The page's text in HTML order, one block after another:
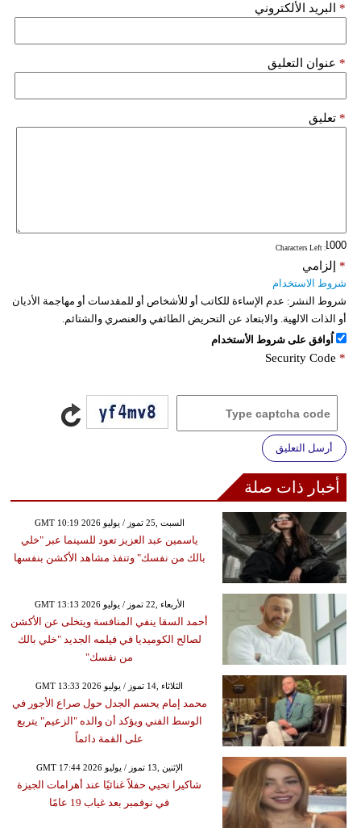
البريد الألكتروني *
عنوان التعليق *
تعليق *
: Characters Left
إلزامي *
شروط الاستخدام
شروط النشر: عدم الإساءة للكاتب أو للأشخاص أو للمقدسات أو مهاجمة الأديان
أو الذات الالهية. والابتعاد عن التحريض الطائفي والعنصري والشتائم.
اُوافق على شروط الأستخدام
Security Code *
أرسل التعليق
أخبار ذات صلة
GMT 10:19 2026 السبت ,25 تموز / يوليو
ياسمين عبد العزيز تعود للسينما عبر "خلي
بالك من نفسك" وتنفذ مشاهد الأكشن بنفسها
GMT 13:13 2026 الأربعاء ,22 تموز / يوليو
أحمد السقا ينفي المنافسة ويتخلى عن الأكشن
لصالح الكوميديا في فيلمه الجديد "خلي بالك
من نفسك"
GMT 13:33 2026 الثلاثاء ,14 تموز / يوليو
محمد إمام يحسم الجدل حول صراع الأجور في
الوسط الفني ويؤكد أن والده "الزعيم" يتربع
على القمة دائماً
GMT 17:44 2026 الإثنين ,13 تموز / يوليو
شاكيرا تحيي حفلاً غنائيًا عند أهرامات الجيزة
في نوفمبر بعد غياب 19 عامًا